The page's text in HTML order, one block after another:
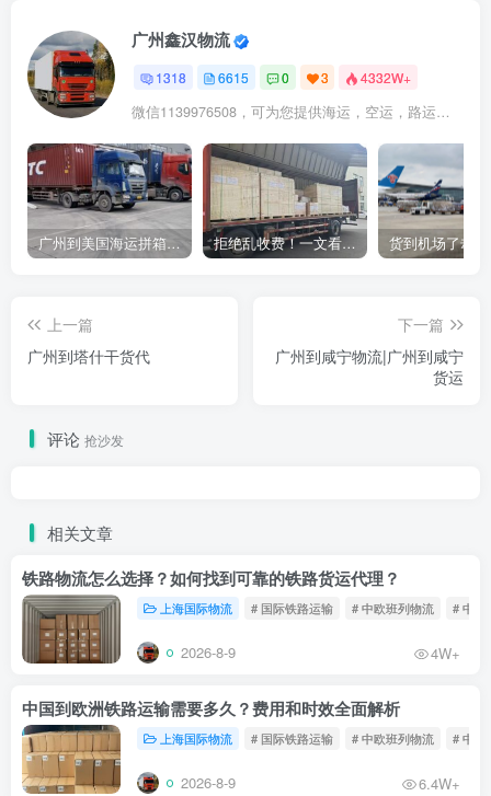
广州鑫汉物流
1318 6615 0 3 4332W+
微信1139976508，可为您提供海运，空运，路运，铁路运输
广州到美国海运拼箱多少钱？2024年最新运费构成+隐藏费用避坑指南 拒绝乱收费！一文看懂中国货代计费套路，教你避开所有隐形坑
上一篇
广州到塔什干货代
下一篇
广州到咸宁物流|广州到咸宁
货运
评论 抢沙发
相关文章
铁路物流怎么选择？如何找到可靠的铁路货运代理？
上海国际物流 # 国际铁路运输 # 中欧班列物流 # 中欧
2026-8-9 4W+
中国到欧洲铁路运输需要多久？费用和时效全面解析
上海国际物流 # 国际铁路运输 # 中欧班列物流 # 中欧
2026-8-9 6.4W+